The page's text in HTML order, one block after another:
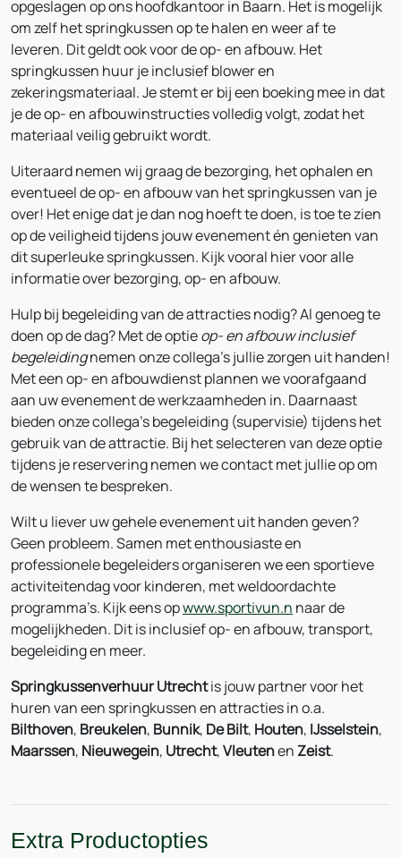
opgeslagen op ons hoofdkantoor in Baarn. Het is mogelijk
om zelf het springkussen op te halen en weer af te
leveren. Dit geldt ook voor de op- en afbouw. Het
springkussen huur je inclusief blower en
zekeringsmateriaal. Je stemt er bij een boeking mee in dat
je de op- en afbouwinstructies volledig volgt, zodat het
materiaal veilig gebruikt wordt.
Uiteraard nemen wij graag de bezorging, het ophalen en
eventueel de op- en afbouw van het springkussen van je
over! Het enige dat je dan nog hoeft te doen, is toe te zien
op de veiligheid tijdens jouw evenement én genieten van
dit superleuke springkussen. Kijk vooral hier voor alle
informatie over bezorging, op- en afbouw.
Hulp bij begeleiding van de attracties nodig? Al genoeg te
doen op de dag? Met de optieop- en afbouw inclusief
begeleidingnemen onze collega’s jullie zorgen uit handen!
Met een op- en afbouwdienst plannen we voorafgaand
aan uw evenement de werkzaamheden in. Daarnaast
bieden onze collega’s begeleiding (supervisie) tijdens het
gebruik van de attractie. Bij het selecteren van deze optie
tijdens je reservering nemen we contact met jullie op om
de wensen te bespreken.
Wilt u liever uw gehele evenement uit handen geven?
Geen probleem. Samen met enthousiaste en
professionele begeleiders organiseren we een sportieve
activiteitendag voor kinderen, met weldoordachte
programma’s. Kijk eens opwww.sportivun.n naar de
mogelijkheden. Dit is inclusief op- en afbouw, transport,
begeleiding en meer.
Springkussenverhuur Utrechtis jouw partner voor het
huren van een springkussen en attracties in o.a.
Bilthoven, Breukelen, Bunnik, De Bilt, Houten, IJsselstein,
Maarssen, Nieuwegein, Utrecht,VleutenenZeist.
Extra Productopties